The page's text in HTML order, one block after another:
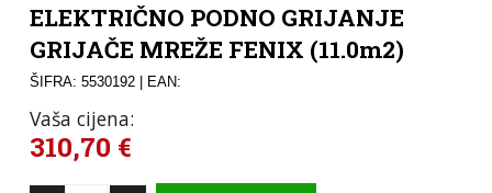
ELEKTRIČNO PODNO GRIJANJE
GRIJAČE MREŽE FENIX (11.0m2)
ŠIFRA: 5530192| EAN:
Vaša cijena:
310,70 €